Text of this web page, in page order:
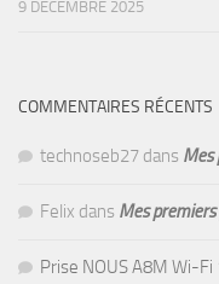
9 DÉCEMBRE 2025
COMMENTAIRES RÉCENTS
technoseb27 dans Mes
Felix dans Mes
Prise NOUS A8M Wi-